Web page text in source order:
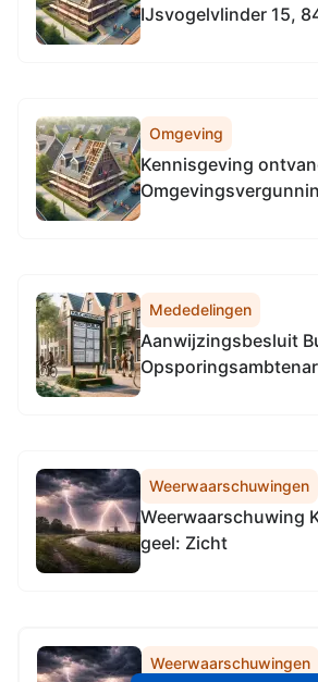
IJsvogelvlinder 15,
Omgeving
Kennisgeving
Mededelingen
Aanwijzingsbesluit
Weerwaarschuwingen
Weerwaarschuwing
geel: Zicht
Weerwaarschuwingen